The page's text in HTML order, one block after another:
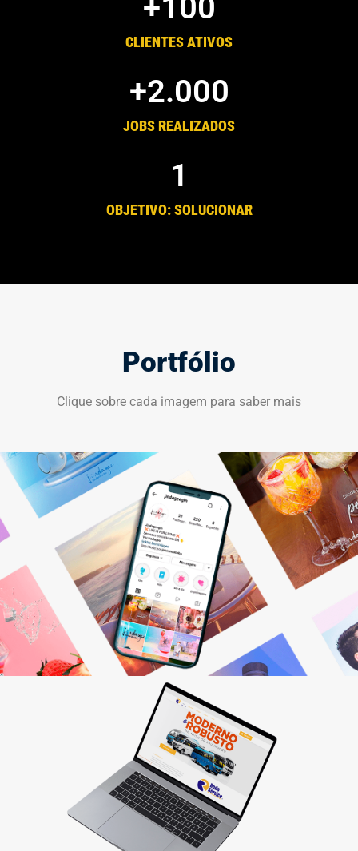
CLIENTES ATIVOS
JOBS REALIZADOS
+2.000
OBJETIVO: SOLUCIONAR
1
Portfólio
Clique sobre cada imagem para saber mais
Gestão de Redes Sociais
Otimizamos resultados! Fazemos o planejamento,
produção e monitoramento dos seus canais digitais.
Saiba mais
Quer vender pela internet? Desenvolvemos sites
personalizados que fazem seu cliente comprar!
Saiba mais